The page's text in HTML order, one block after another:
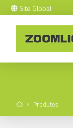
Site Global
HomeProdutos